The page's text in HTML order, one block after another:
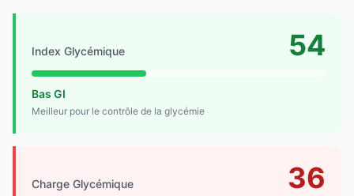
Index Glycémique 54
Bas GI
Meilleur pour le contrôle de la glycémie
Charge Glycémique 36